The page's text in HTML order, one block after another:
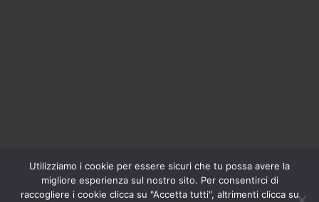
Utilizziamo i cookie per essere sicuri che tu possa avere la
migliore esperienza sul nostro sito. Per consentirci di
raccogliere i cookie clicca su "Accetta tutti", altrimenti clicca su